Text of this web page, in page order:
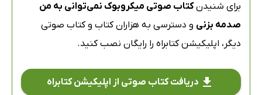
برای شنیدنکتاب صوتی میکروبوک نمی‌توانی به من
صدمه بزنی و دسترسی به هزاران کتاب و کتاب صوتی
دیگر، اپلیکیشن کتابراه را رایگان نصب کنید.
دریافت کتاب صوتی از اپلیکیشن کتابراه